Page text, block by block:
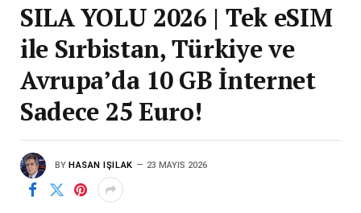
SILA YOLU 2026 | Tek eSIM
ile Sırbistan, Türkiye ve
Avrupa’da 10 GB İnternet
Sadece 25 Euro!
BY HASAN IŞILAK 23 MAYIS 2026